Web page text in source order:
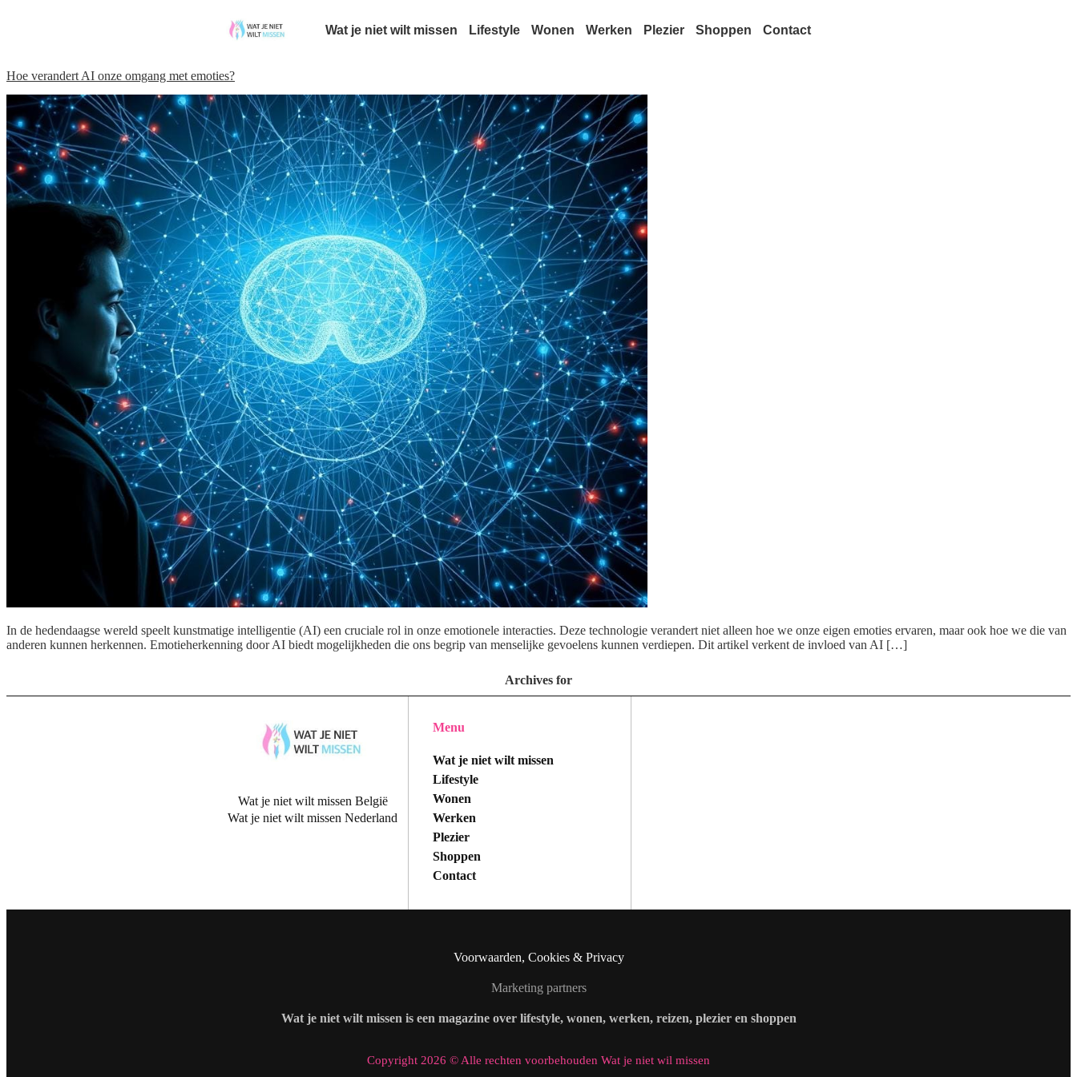
Wat je niet wilt missen Lifestyle Wonen Werken Plezier Shoppen Contact
Hoe verandert AI onze omgang met emoties?
In de hedendaagse wereld speelt kunstmatige intelligentie (AI) een cruciale rol in onze emotionele interacties. Deze technologie verandert niet alleen hoe we onze eigen emoties ervaren, maar ook hoe we die van
anderen kunnen herkennen. Emotieherkenning door AI biedt mogelijkheden die ons begrip van menselijke gevoelens kunnen verdiepen. Dit artikel verkent de invloed van AI […]
Archives for
Wat je niet wilt missen België
Wat je niet wilt missen Nederland
Menu
Wat je niet wilt missen
Lifestyle
Wonen
Werken
Plezier
Shoppen
Contact
Voorwaarden, Cookies & Privacy
Marketing partners
Wat je niet wilt missen is een magazine over lifestyle, wonen, werken, reizen, plezier en shoppen
Copyright 2026 © Alle rechten voorbehouden Wat je niet wil missen